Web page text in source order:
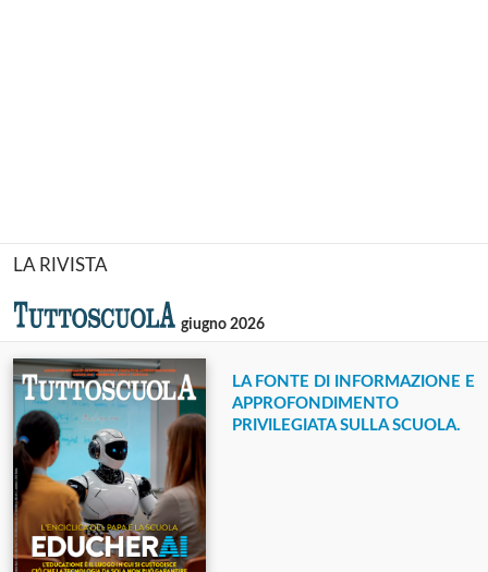
LA RIVISTA
giugno 2026
LA FONTE DI INFORMAZIONE E
APPROFONDIMENTO
PRIVILEGIATA SULLA SCUOLA.